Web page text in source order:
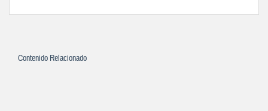
Contenido Relacionado